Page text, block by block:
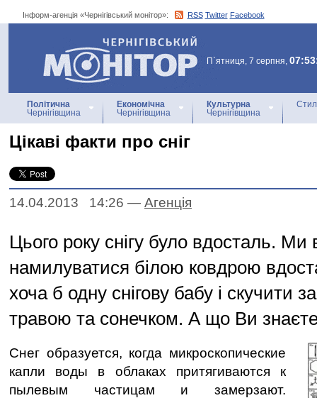
Інформ-агенція «Чернігівський монітор»: RSS Twitter Facebook
Інформ-агенція
«Чернігівський монітор»
П`ятниця, 7 серпня,
Політична
Чернігівщина
Економічна
Чернігівщина
Культурна
Чернігівщина
Цікаві факти про сніг
14.04.2013 14:26 — Агенцiя
Цього року снігу було вдосталь. Ми
намилуватися білою ковдрою
хоча б одну снігову бабу і скучити
травою та сонечком. А що Ви знаєте
Снег образуется, когда микроскопические
капли воды в облаках притягиваются к
пылевым частицам и замерзают.